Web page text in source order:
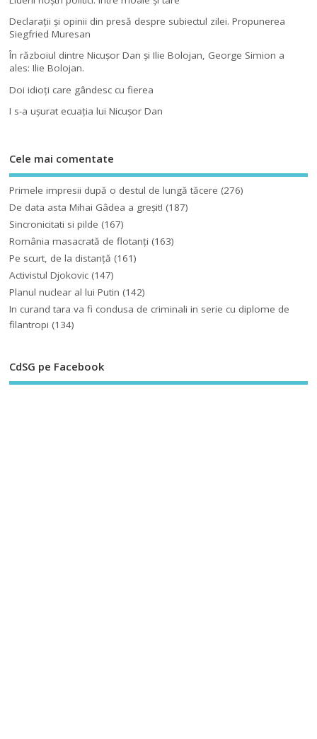
Declaraţii şi opinii din presă despre subiectul zilei. Propunerea
Siegfried Muresan
În războiul dintre Nicuşor Dan şi Ilie Bolojan, George Simion a
ales: Ilie Bolojan.
Doi idioţi care gândesc cu fierea
I s-a uşurat ecuaţia lui Nicuşor Dan
Cele mai comentate
Primele impresii după o destul de lungă tăcere (276)
De data asta Mihai Gâdea a greşit! (187)
Sincronicitati si pilde (167)
România masacrată de flotanţi (163)
Pe scurt, de la distanță (161)
Activistul Djokovic (147)
Planul nuclear al lui Putin (142)
In curand tara va fi condusa de criminali in serie cu diplome de
filantropi (134)
CdSG pe Facebook